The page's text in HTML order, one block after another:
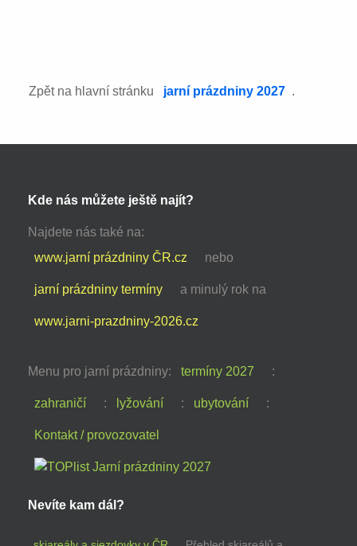
Zpět na hlavní stránku jarní prázdniny 2027 .
Kde nás můžete ještě najít?
Najdete nás také na:
www.jarní prázdniny ČR.cz
nebo
jarní prázdniny termíny a minulý rok na
www.jarni-prazdniny-2026.cz
Menu pro jarní prázdniny: termíny 2027 :
zahraničí : lyžování : ubytování :
Kontakt / provozovatel
Nevíte kam dál?